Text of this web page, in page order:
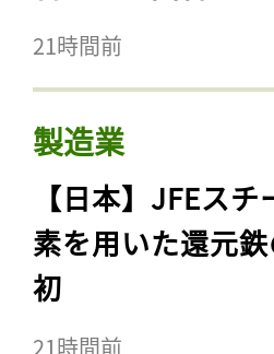
21時間前
製造業
【日本】JFEス
素を用いた還元
初
21時間前